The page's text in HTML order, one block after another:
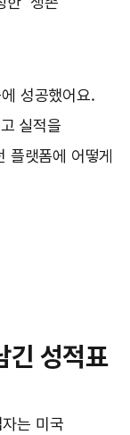
성공했어요.
실적을
플랫폼에 어떻게
긴 성적표
는 미국